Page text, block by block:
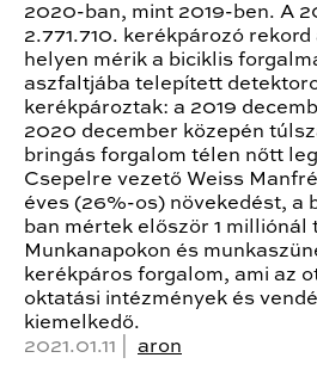
2020-ban, mint 2019-ben. A
2.771.710. kerékpározó
helyen mérik a biciklis
aszfaltjába telepített
kerékpároztak: a 2019
2020 december közepén
bringás forgalom télen nőtt
Csepelre vezető Weiss
éves (26%-os) növekedést, a
ban mértek először 1
Munkanapokon és
kerékpáros forgalom, ami az
oktatási intézmények és
kiemelkedő.
2021.01.11 | aron